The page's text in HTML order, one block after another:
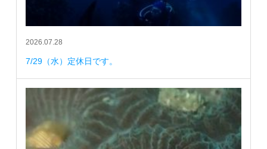
2026.07.28
7/29（水）定休日です。